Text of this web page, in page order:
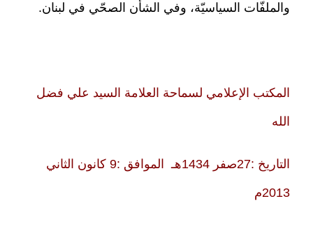
والملفّات السياسيّة، وفي الشأن الصحّي في لبنان.
المكتب الإعلامي لسماحة العلامة السيد علي فضل
الله
التاريخ :27صفر 1434هـ الموافق :9 كانون الثاني
2013م